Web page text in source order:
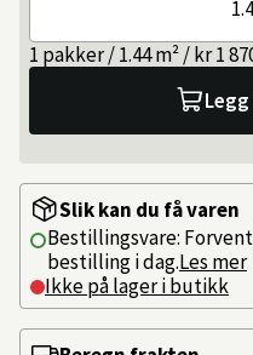
1 pakker / 1.44 m² / kr 1
Slik kan du få varen
Bestillingsvare:
bestilling i dag.Les mer
Ikke på lager i butikk